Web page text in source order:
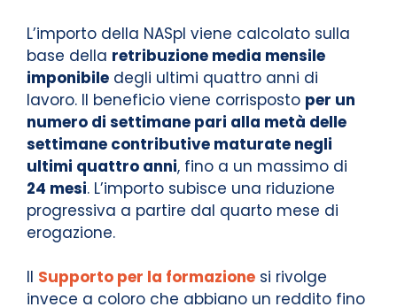
L’importo della NASpI viene calcolato sulla
base della retribuzione media mensile
imponibile degli ultimi quattro anni di
lavoro. Il beneficio viene corrisposto per un
numero di settimane pari alla metà delle
settimane contributive maturate negli
ultimi quattro anni, fino a un massimo di
24 mesi. L’importo subisce una riduzione
progressiva a partire dal quarto mese di
erogazione.
Il Supporto per la formazione si rivolge
invece a coloro che abbiano un reddito fino